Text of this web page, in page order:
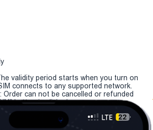
validity period starts when you turn on
connects to any supported network.
Order can not be cancelled or refunded
button is clicked.